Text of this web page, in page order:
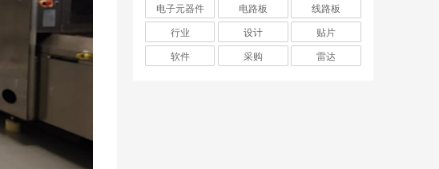
电子元器件
电路板
线路板
行业
设计
贴片
软件
采购 雷达